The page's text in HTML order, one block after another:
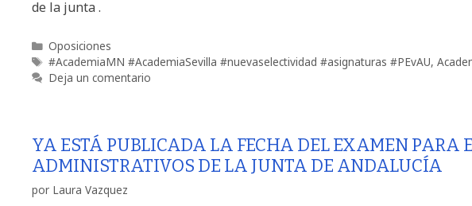
de la junta .
Oposiciones
#AcademiaMN #AcademiaSevilla #nuevaselectividad #asignaturas #PEvAU,
Deja un comentario
YA ESTÁ PUBLICADA LA FECHA DEL EXAMEN PARA
ADMINISTRATIVOS DE LA JUNTA DE ANDALUCÍA
por Laura Vazquez